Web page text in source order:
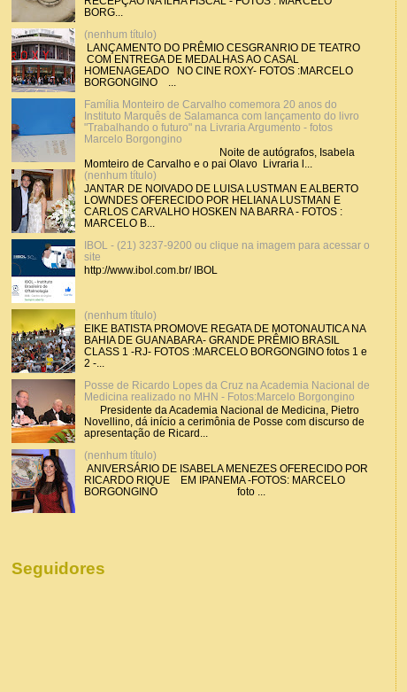
BORG...
(nenhum título)
LANÇAMENTO DO PRÊMIO CESGRANRIO DE TEATRO
COM ENTREGA DE MEDALHAS AO CASAL
HOMENAGEADO NO CINE ROXY- FOTOS :MARCELO
BORGONGINO ...
Família Monteiro de Carvalho comemora 20 anos do
Instituto Marquês de Salamanca com lançamento do livro
"Trabalhando o futuro" na Livraria Argumento - fotos
Marcelo Borgongino
Noite de autógrafos, Isabela
Momteiro de Carvalho e o pai Olavo Livraria l...
(nenhum título)
JANTAR DE NOIVADO DE LUISA LUSTMAN E ALBERTO
LOWNDES OFERECIDO POR HELIANA LUSTMAN E
CARLOS CARVALHO HOSKEN NA BARRA - FOTOS :
MARCELO B...
IBOL - (21) 3237-9200 ou clique na imagem para acessar o
site
http://www.ibol.com.br/ IBOL
(nenhum título)
EIKE BATISTA PROMOVE REGATA DE MOTONAUTICA NA
BAHIA DE GUANABARA- GRANDE PRÊMIO BRASIL
CLASS 1 -RJ- FOTOS :MARCELO BORGONGINO fotos 1 e
2 -...
Posse de Ricardo Lopes da Cruz na Academia Nacional de
Medicina realizado no MHN - Fotos:Marcelo Borgongino
Presidente da Academia Nacional de Medicina, Pietro
Novellino, dá início a cerimônia de Posse com discurso de
apresentação de Ricard...
(nenhum título)
ANIVERSÁRIO DE ISABELA MENEZES OFERECIDO POR
RICARDO RIQUE EM IPANEMA -FOTOS: MARCELO
BORGONGINO foto ...
Seguidores